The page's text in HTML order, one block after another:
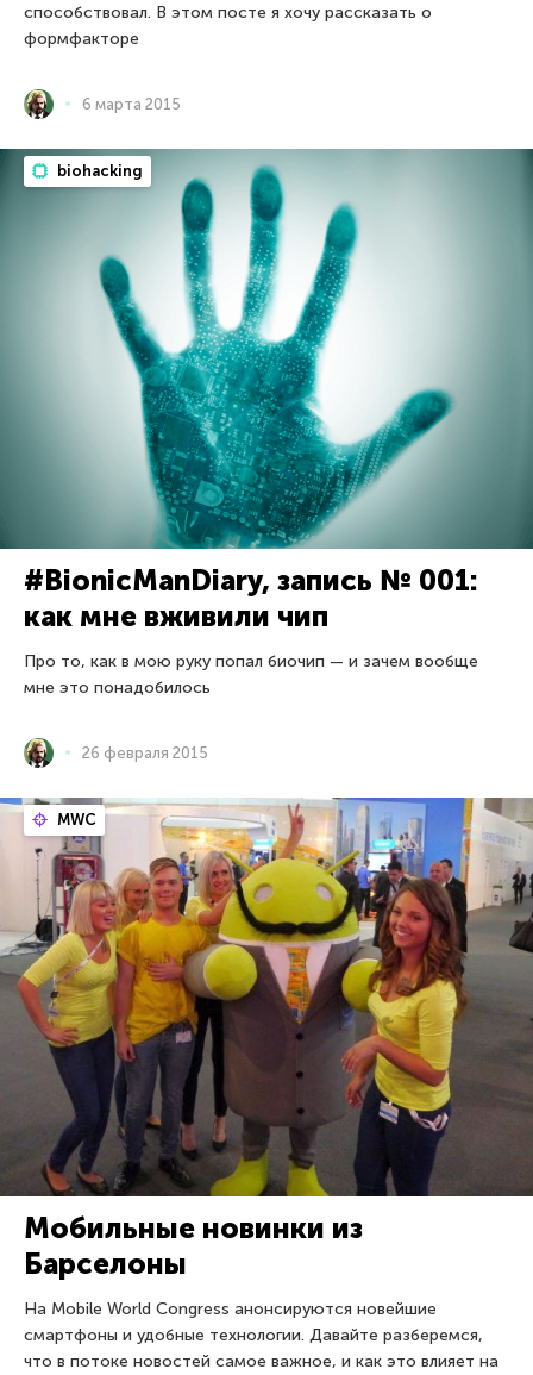
способствовал. В этом посте я хочу рассказать о
формфакторе
6 марта 2015
biohacking
#BionicManDiary, запись № 001:
как мне вживили чип
Про то, как в мою руку попал биочип — и зачем вообще
мне это понадобилось
26 февраля 2015
MWC
Мобильные новинки из
Барселоны
На Mobile World Congress анонсируются новейшие
смартфоны и удобные технологии. Давайте разберемся,
что в потоке новостей самое важное, и как это влияет на